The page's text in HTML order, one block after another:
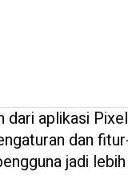
dari aplikasi
dan
jadi